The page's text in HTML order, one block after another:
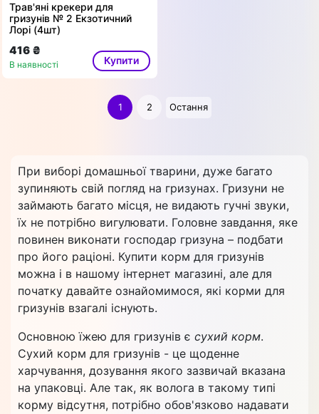
Трав'яні крекери для
гризунів № 2 Екзотичний
Лорі (4шт)
416 ₴
В наявності Купити
1 2 Остання
При виборі домашньої тварини, дуже багато
зупиняють свій погляд на гризунах. Гризуни не
займають багато місця, не видають гучні звуки,
їх не потрібно вигулювати. Головне завдання, яке
повинен виконати господар гризуна – подбати
про його раціоні. Купити корм для гризунів
можна і в нашому інтернет магазині, але для
початку давайте ознайомимося, які корми для
гризунів взагалі існують.
Основною їжею для гризунів є сухий корм.
Сухий корм для гризунів - це щоденне
харчування, дозування якого зазвичай вказана
на упаковці. Але так, як волога в такому типі
корму відсутня, потрібно обов'язково надавати